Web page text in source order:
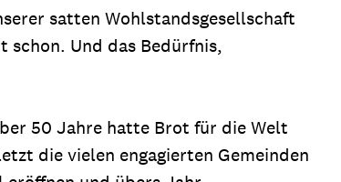
satten Wohlstandsgesellschaft
schon. Und das Bedürfnis,
50 Jahre hatte Brot für die Welt
die vielen engagierten Gemeinden